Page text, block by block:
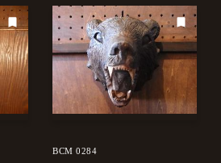
BCM 0284